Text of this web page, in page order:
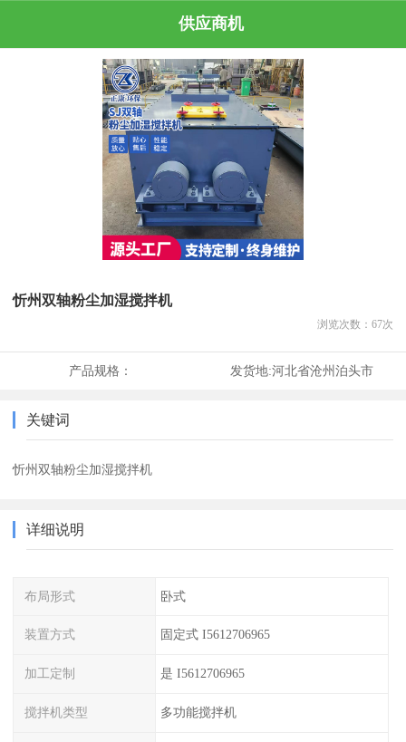
供应商机
忻州双轴粉尘加湿搅拌机
浏览次数： 67次
产品规格： 发货地:河北省沧州泊头市
关键词
忻州双轴粉尘加湿搅拌机
详细说明
布局形式 卧式
装置方式 固定式 I5612706965
加工定制 是 I5612706965
搅拌机类型 多功能搅拌机